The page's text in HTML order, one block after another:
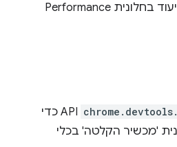
לעדכונים של סטטוס התיעוד בחלונית Performance
API כדי
'מכשיר הקלטה' בכלי